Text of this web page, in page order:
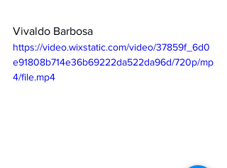
Vivaldo Barbosa
https://video.wixstatic.com/video/37859f_6d0
e91808b714e36b69222da522da96d/720p/mp
4/file.mp4